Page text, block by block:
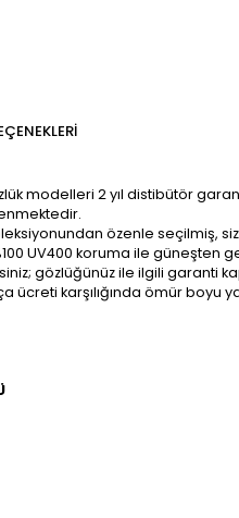
modelleri 2 yıl distibütör
özenle seçilmiş,
UV400 koruma ile güneşten
gözlüğünüz ile ilgili
karşılığında ömür boyu